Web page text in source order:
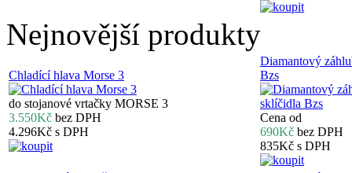
Nejnovější produkty
Chladící hlava Morse 3
do stojanové vrtačky MORSE 3
3.550Kč bez DPH
4.296Kč s DPH
Diamantový
Bzs
Cena od
690Kč bez DPH
835Kč s DPH